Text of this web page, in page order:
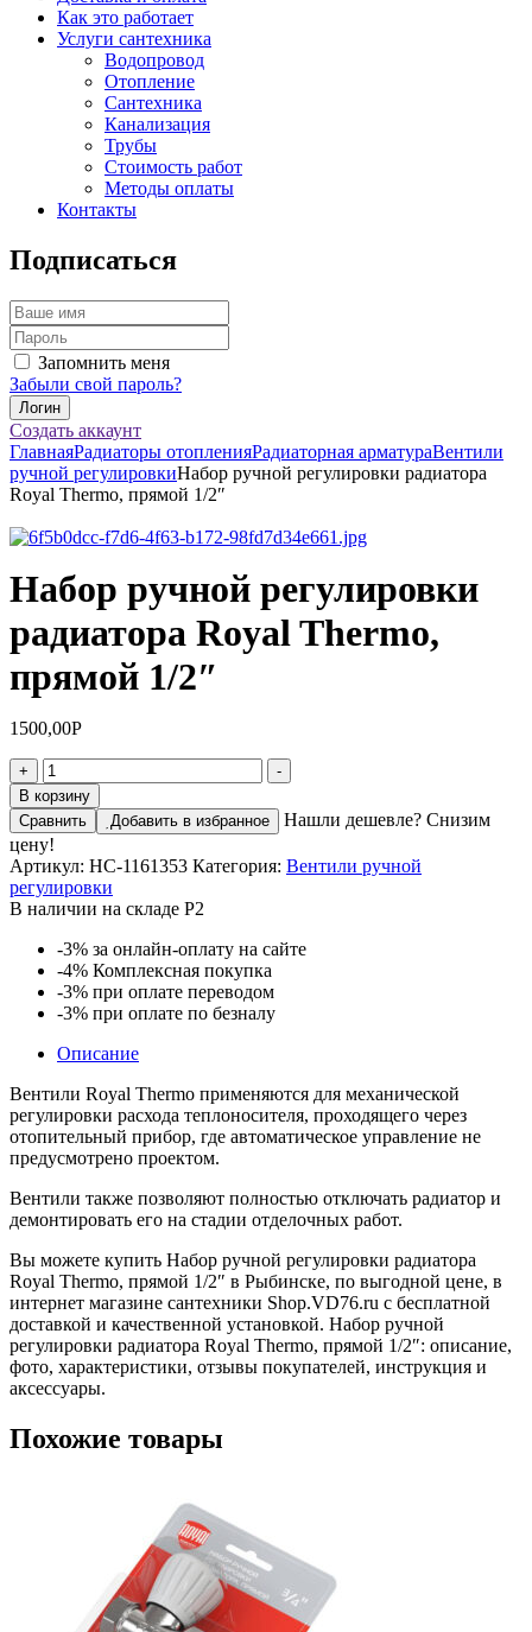
Как это работает
Услуги сантехника
Водопровод
Отопление
Сантехника
Канализация
Трубы
Стоимость работ
Методы оплаты
Контакты
Подписаться
Запомнить меня
Забыли свой пароль?
Создать аккаунт
ГлавнаяРадиаторы отопленияРадиаторная арматураВентили
ручной регулировкиНабор ручной регулировки радиатора
Royal Thermo, прямой 1/2″
Набор ручной регулировки
радиатора Royal Thermo,
прямой 1/2″
1500,00Р
+
Количество
товара
Набор
ручной
регулировки
радиатора
Royal
Thermo,
прямой
1/2"
-
В корзину
Сравнить
Добавить в избранное
Нашли дешевле? Снизим
цену!
Артикул: НС-1161353 Категория: Вентили ручной
регулировки
В наличии на складе Р2
-3% за онлайн-оплату на сайте
-4% Комплексная покупка
-3% при оплате переводом
-3% при оплате по безналу
Описание
Вентили Royal Thermo применяются для механической
регулировки расхода теплоносителя, проходящего через
отопительный прибор, где автоматическое управление не
предусмотрено проектом.
Вентили также позволяют полностью отключать радиатор и
демонтировать его на стадии отделочных работ.
Вы можете купить Набор ручной регулировки радиатора
Royal Thermo, прямой 1/2″ в Рыбинске, по выгодной цене, в
интернет магазине сантехники Shop.VD76.ru с бесплатной
доставкой и качественной установкой. Набор ручной
регулировки радиатора Royal Thermo, прямой 1/2″: описание,
фото, характеристики, отзывы покупателей, инструкция и
аксессуары.
Похожие товары